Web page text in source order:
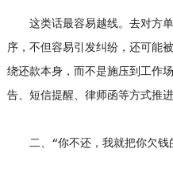
这类话最容易越线。去对方单
序，不但容易引发纠纷，还可能
绕还款本身，而不是施压到工作
告、短信提醒、律师函等方式推进
二、“你不还，我就把你欠钱